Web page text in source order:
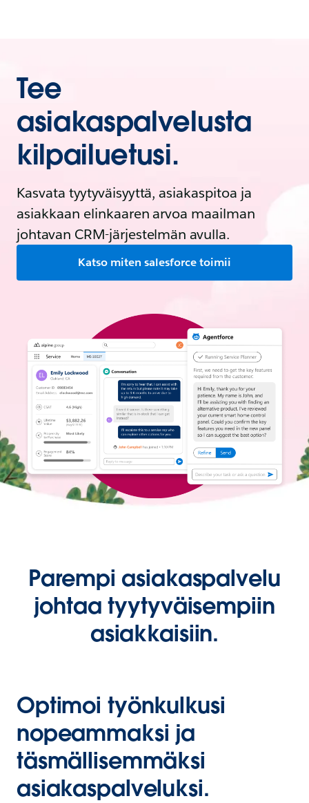
Tee
asiakaspalvelusta
kilpailuetusi.
Kasvata tyytyväisyyttä, asiakaspitoa ja
asiakkaan elinkaaren arvoa maailman
johtavan CRM-järjestelmän avulla.
Katso miten salesforce toimii
Parempi asiakaspalvelu
johtaa tyytyväisempiin
asiakkaisiin.
Optimoi työnkulkusi
nopeammaksi ja
täsmällisemmäksi
asiakaspalveluksi.